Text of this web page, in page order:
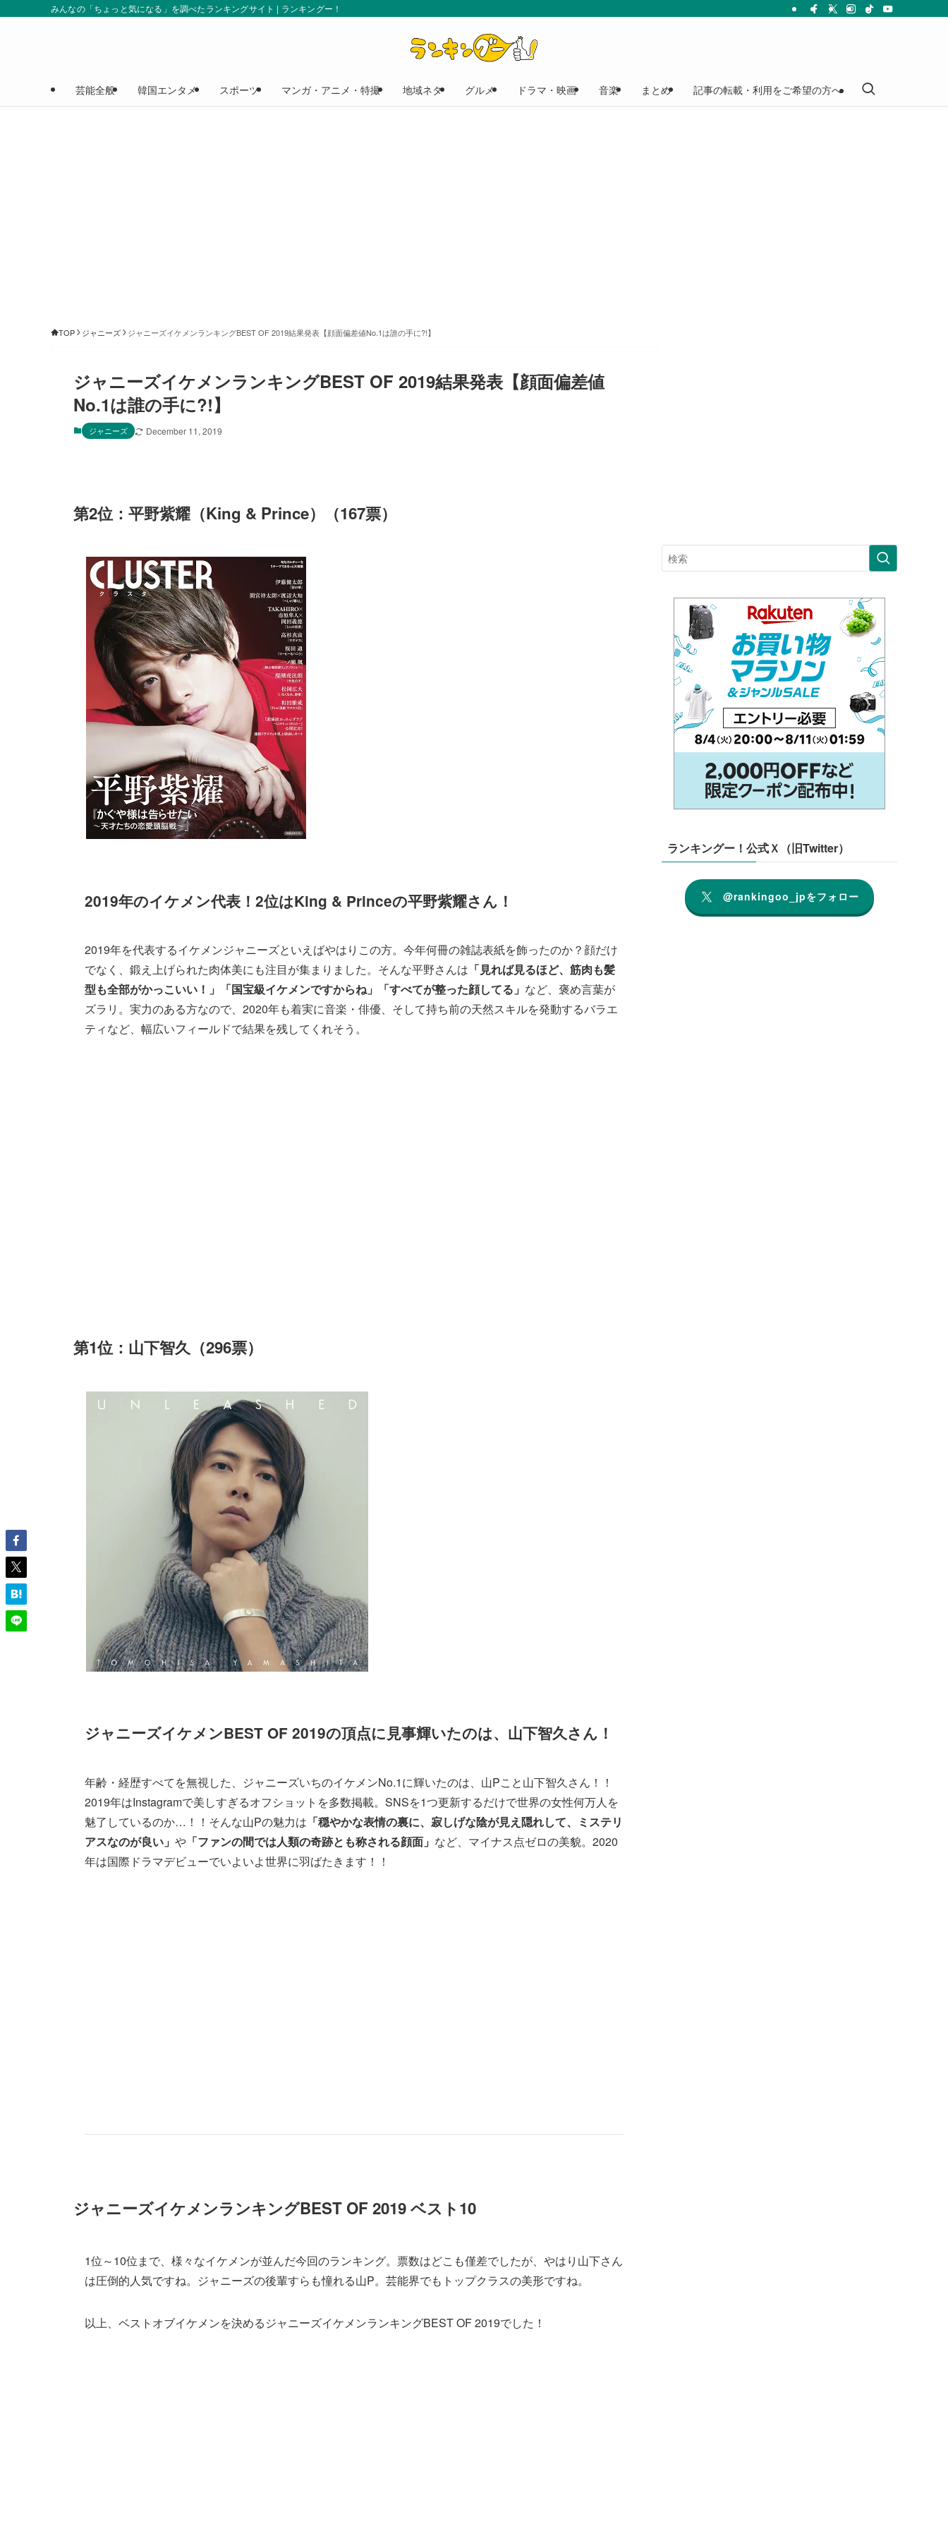
みんなの「ちょっと気になる」を調べたランキングサイト | ランキングー！
芸能全般 韓国エンタメ スポーツ マンガ・アニメ・特撮 地域ネタ グルメ ドラマ・映画 音楽 まとめ 記事の転載・利用をご希望の方へ
TOP ジャニーズ ジャニーズイケメンランキングBEST OF 2019結果発表【顔面偏差値No.1は誰の手に?!】
ジャニーズイケメンランキングBEST OF 2019結果発表【顔面偏差値
No.1は誰の手に?!】
ジャニーズ December 11, 2019
第2位：平野紫耀（King & Prince）（167票）
2019年のイケメン代表！2位はKing & Princeの平野紫耀さん！
2019年を代表するイケメンジャニーズといえばやはりこの方。今年何冊の雑誌表紙を飾ったのか？顔だけ
でなく、鍛え上げられた肉体美にも注目が集まりました。そんな平野さんは 「見れば見るほど、筋肉も髪
型も全部がかっこいい！」「国宝級イケメンですからね」「すべてが整った顔してる」 など、褒め言葉が
ズラリ。実力のある方なので、2020年も着実に音楽・俳優、そして持ち前の天然スキルを発動するバラエ
ティなど、幅広いフィールドで結果を残してくれそう。
第1位：山下智久（296票）
ジャニーズイケメンBEST OF 2019の頂点に見事輝いたのは、山下智久さん！
年齢・経歴すべてを無視した、ジャニーズいちのイケメンNo.1に輝いたのは、山Pこと山下智久さん！！
2019年はInstagramで美しすぎるオフショットを多数掲載。SNSを1つ更新するだけで世界の女性何万人を
魅了しているのか…！！そんな山Pの魅力は 「穏やかな表情の裏に、寂しげな陰が見え隠れして、ミステリ
アスなのが良い」 や 「ファンの間では人類の奇跡とも称される顔面」 など、マイナス点ゼロの美貌。2020
年は国際ドラマデビューでいよいよ世界に羽ばたきます！！
ジャニーズイケメンランキングBEST OF 2019 ベスト10
1位～10位まで、様々なイケメンが並んだ今回のランキング。票数はどこも僅差でしたが、やはり山下さん
は圧倒的人気ですね。ジャニーズの後輩すらも憧れる山P。芸能界でもトップクラスの美形ですね。
以上、ベストオブイケメンを決めるジャニーズイケメンランキングBEST OF 2019でした！
ランキングー！公式Ｘ（旧Twitter）
@rankingoo_jpをフォロー